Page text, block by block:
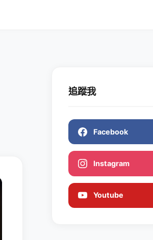
追蹤我
Facebook
Instagram
Youtube